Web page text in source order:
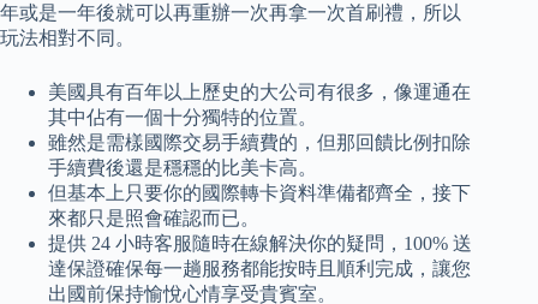
年或是一年後就可以再重辦一次再拿一次首刷禮，所以
玩法相對不同。
美國具有百年以上歷史的大公司有很多，像運通在
其中佔有一個十分獨特的位置。
雖然是需樣國際交易手續費的，但那回饋比例扣除
手續費後還是穩穩的比美卡高。
但基本上只要你的國際轉卡資料準備都齊全，接下
來都只是照會確認而已。
提供 24 小時客服隨時在線解決你的疑問，100% 送
達保證確保每一趟服務都能按時且順利完成，讓您
出國前保持愉悅心情享受貴賓室。